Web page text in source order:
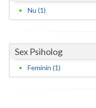
Ialomita
Ilfov
Maramures
Nu (1)
Sex Psiholog
Feminin (1)